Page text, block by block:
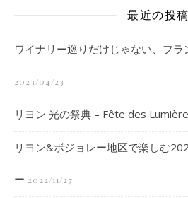
最近の投稿
ワイナリー巡りだけじゃない、フ
2023/04/23
リヨン 光の祭典 – Fête des
リヨン&ボジョレー地区で楽しむ
ー 2022/11/27